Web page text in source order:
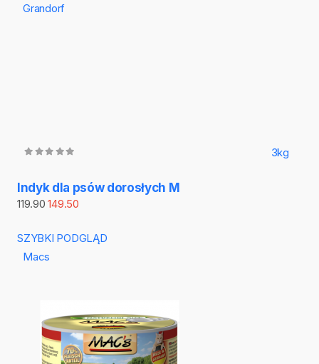
Grandorf
3kg
Indyk dla psów dorosłych M
119.90 149.50
SZYBKI PODGLĄD
Macs